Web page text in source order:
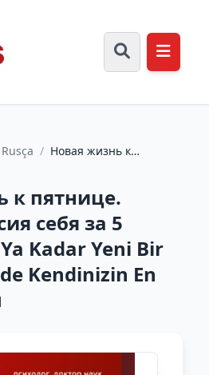
Rusça / Новая жизнь к
Cuma'Ya Kada...
к пятнице.
себя за 5
Kadar Yeni Bir
Kendinizin En